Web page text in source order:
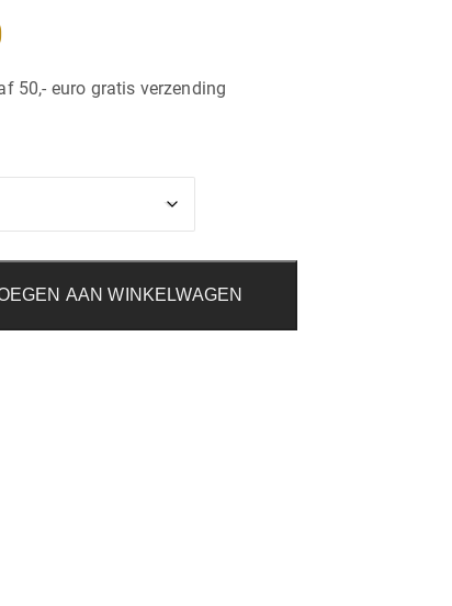
€125,00
50,- euro gratis verzending
AAN WINKELWAGEN